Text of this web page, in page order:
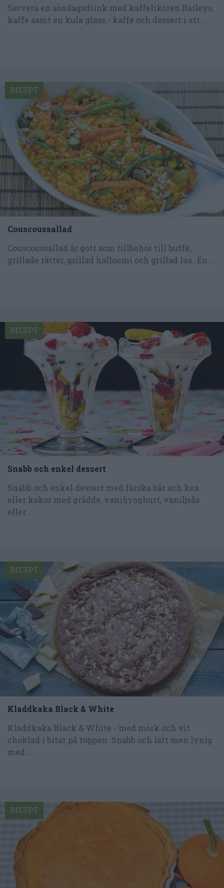
Servera en söndagsdrink med kaffelikören Baileys,
kaffe samt en kula glass - kaffe och dessert i ett...
Couscoussallad
Couscoussallad är gott som tillbehör till buffé,
grillade rätter, grillad halloumi och grillad lax. En...
RECEPT
Snabb och enkel dessert
Snabb och enkel dessert med färska bär och kex
eller kakor med grädde, vaniljyoghurt, vaniljsås
eller...
RECEPT
Kladdkaka Black & White
Kladdkaka Black & White - med mörk och vit
choklad i bitar på toppen. Snabb och lätt men lyxig
med...
RECEPT
RECEPT